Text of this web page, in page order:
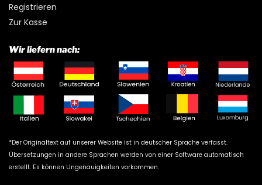
Registrieren
Zur Kasse
Wir liefern nach:
*Der Originaltext auf unserer Website ist in deutscher Sprache verfasst.
Übersetzungen in andere Sprachen werden von einer Software automatisch
erstellt. Es können Ungenauigkeiten vorkommen.